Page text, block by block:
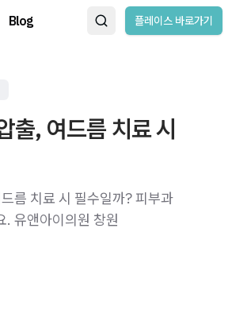
Blog 플레이스 바로가기
출, 여드름 치료 시
름 치료 시 필수일까? 피부과
. 유앤아이의원 창원